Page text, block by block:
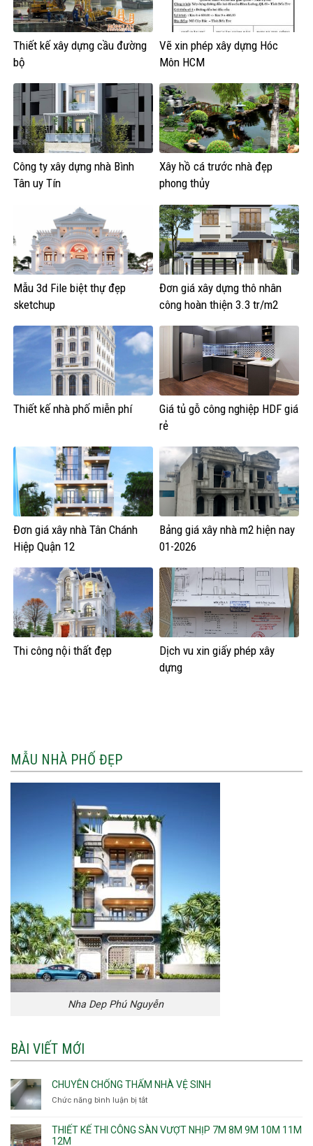
Thiết kế xây dựng cầu đường
bộ
Vẽ xin phép xây dựng Hóc
Môn HCM
Công ty xây dựng nhà Bình
Tân uy Tín
Xây hồ cá trước nhà đẹp
phong thủy
Mẫu 3d File biệt thự đẹp
sketchup
Đơn giá xây dựng thô nhân
công hoàn thiện 3.3 tr/m2
Thiết kế nhà phố miễn phí
Giá tủ gỗ công nghiệp HDF giá
rẻ
Đơn giá xây nhà Tân Chánh
Hiệp Quận 12
Bảng giá xây nhà m2 hiện nay
01-2026
Thi công nội thất đẹp
Dịch vu xin giấy phép xây
dựng
MẪU NHÀ PHỐ ĐẸP
Nha Dep Phú Nguyễn
BÀI VIẾT MỚI
CHUYÊN CHỐNG THẤM NHÀ VỆ SINH
Chức năng bình luận bị tắt
chống
thấm
THIẾT KẾ THI CÔNG SÀN VƯỢT NHỊP 7M 8M 9M 10M 11M
12M